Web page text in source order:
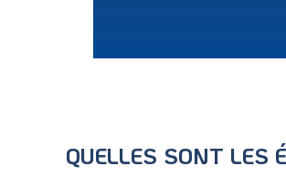
QUELLES SONT LES